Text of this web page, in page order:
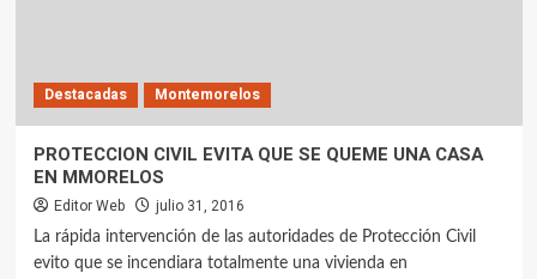
Destacadas Montemorelos
PROTECCION CIVIL EVITA QUE SE QUEME UNA CASA
EN MMORELOS
Editor Web julio 31, 2016
La rápida intervención de las autoridades de Protección Civil
evito que se incendiara totalmente una vivienda en